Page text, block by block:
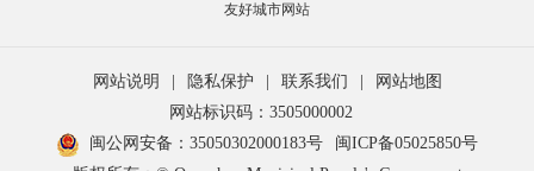
友好城市网站
网站说明 隐私保护 联系我们
网站地图
网站标识码：3505000002
闽公网安备：35050302000183号
闽ICP备05025850号